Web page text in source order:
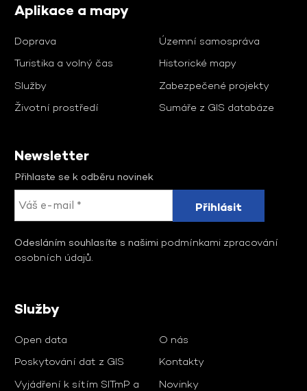
Aplikace a mapy
Doprava
Turistika a volný čas
Služby
Životní prostředí
Územní samospráva
Historické mapy
Zabezpečené projekty
Sumáře z GIS databáze
Newsletter
Přihlaste se k odběru novinek
Odesláním souhlasíte s našimi podmínkami zpracování
osobních údajů
Služby
Open data
Poskytování dat z GIS
Vyjádření k sítím SITmP a
O nás
Kontakty
Novinky